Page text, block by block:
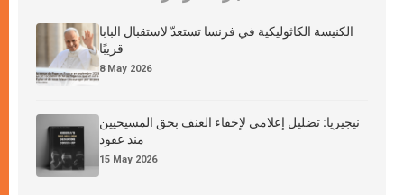
الكنيسة الكاثوليكية في فرنسا تستعدّ لاستقبال البابا
قريبًا
8 May 2026
نيجيريا: تضليل إعلامي لإخفاء العنف بحق المسيحيين
منذ عقود
15 May 2026